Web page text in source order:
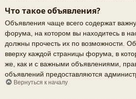
Что такое объявления?
Объявления чаще всего содержат
форума, на котором вы находитесь в
должны прочесть их по возможности.
вверху каждой страницы форума, в
же, как и с важными объявлениями,
объявлений предоставляются
Вернуться к началу